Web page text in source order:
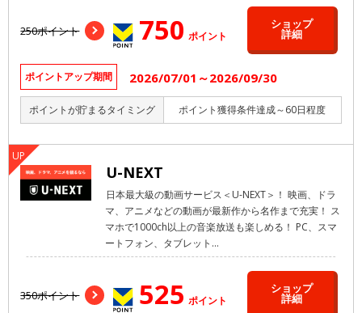
250ポイント 750 ポイント
ショップ
詳細
ポイントアップ期間 2026/07/01～2026/09/30
ポイントが貯まるタイミング ポイント獲得条件達成～60日程度
U-NEXT
日本最大級の動画サービス＜U-NEXT＞！ 映画、ドラ
マ、アニメなどの動画が最新作から名作まで充実！ ス
マホで1000ch以上の音楽放送も楽しめる！ PC、スマ
ートフォン、タブレット...
350ポイント 525 ポイント
ショップ
詳細